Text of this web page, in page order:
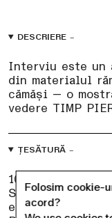
Folosim cookie-
acord?
DESCRIERE
Interviu este un
din materialul
cămăși — o
vedere TIMP
ȚESĂTURĂ
100% Bumbac
Surplus din
europene.